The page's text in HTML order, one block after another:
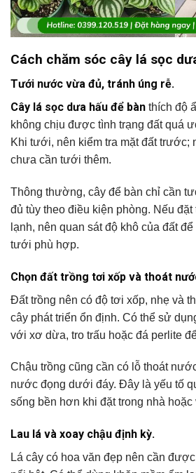
Cách chăm sóc cây lá sọc
Tưới nước vừa đủ, tránh úng rễ.
Cây lá sọc dưa hấu để bàn thích độ
không chịu được tình trạng đất quá
Khi tưới, nên kiểm tra mặt đất trước;
chưa cần tưới thêm.
Thông thường, cây để bàn chỉ cần
đủ tùy theo điều kiện phòng. Nếu
lạnh, nên quan sát độ khô của đất
tưới phù hợp.
Chọn đất trồng tơi xốp và thoát
Đất trồng nên có độ tơi xốp, nhẹ và
cây phát triển ổn định. Có thể sử
với xơ dừa, tro trấu hoặc đá perlite
Chậu trồng cũng cần có lỗ thoát
nước đọng dưới đáy. Đây là yếu tố
sống bền hơn khi đặt trong nhà hoặc
Lau lá và xoay chậu định kỳ.
Lá cây có hoa văn đẹp nên cần